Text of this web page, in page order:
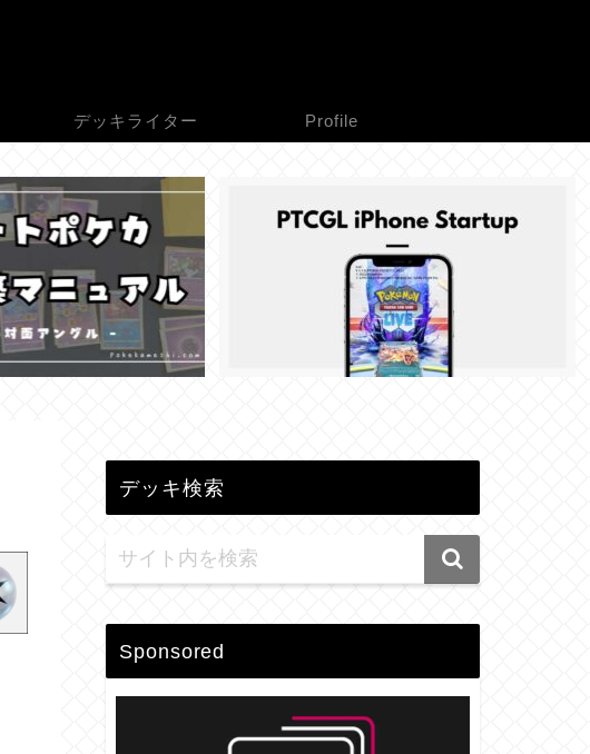
デッキライター Profile
デッキ検索
Sponsored